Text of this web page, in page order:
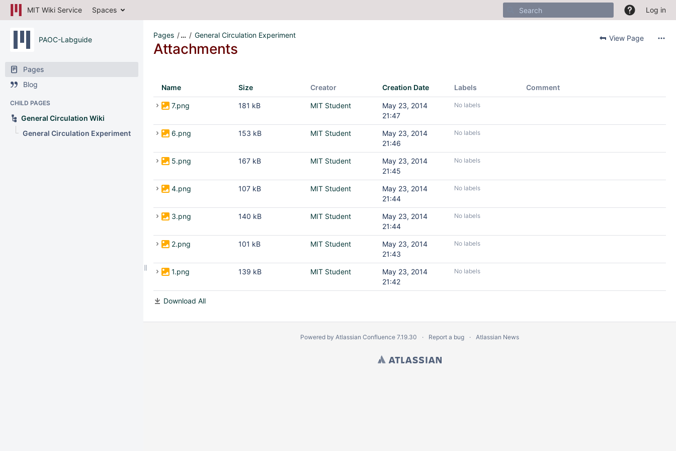
MIT Wiki Service Spaces Log in
PAOC-Labguide
Pages
Blog
CHILD PAGES
General Circulation Wiki
General Circulation Experiment
View Page
Pages … General Circulation Experiment
Attachments
Name Size Creator Creation Date Labels Comment
7.png 181 kB MIT Student
May 23, 2014
21:47
No labels
6.png 153 kB MIT Student
May 23, 2014
21:46
No labels
5.png 167 kB MIT Student
May 23, 2014
21:45
No labels
4.png 107 kB MIT Student
May 23, 2014
21:44
No labels
3.png 140 kB MIT Student
May 23, 2014
21:44
No labels
2.png 101 kB MIT Student
May 23, 2014
21:43
No labels
1.png 139 kB MIT Student
May 23, 2014
21:42
No labels
Download All
Powered by Atlassian Confluence 7.19.30 Report a bug Atlassian News